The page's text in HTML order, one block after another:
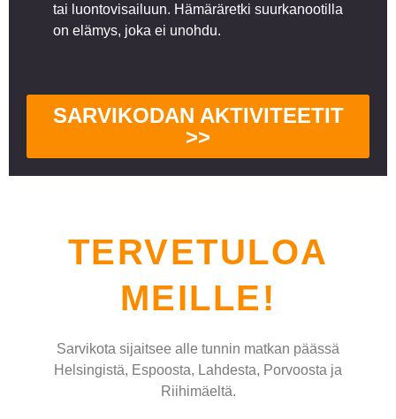
tai luontovisailuun. Hämäräretki suurkanootilla
on elämys, joka ei unohdu.
SARVIKODAN AKTIVITEETIT
>>
TERVETULOA
MEILLE!
Sarvikota sijaitsee alle tunnin matkan päässä
Helsingistä, Espoosta, Lahdesta, Porvoosta ja
Riihimäeltä.